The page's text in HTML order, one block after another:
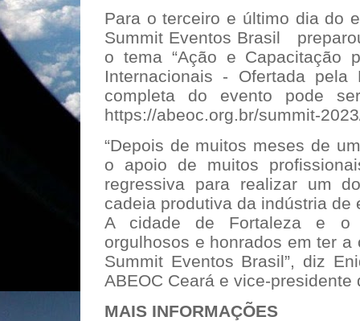
Para o terceiro e último dia do
Summit Eventos Brasil
o tema “Ação e Capacitação
Internacionais - Ofertada pela
completa do evento pode
https://abeoc.org.br/summit-
“Depois de muitos meses de
o apoio de muitos
regressiva para realizar um
cadeia produtiva da indústria de
A cidade de Fortaleza e o
orgulhosos e honrados em ter
Summit Eventos Brasil”, diz
ABEOC Ceará e vice-presidente
MAIS INFORMAÇÕES